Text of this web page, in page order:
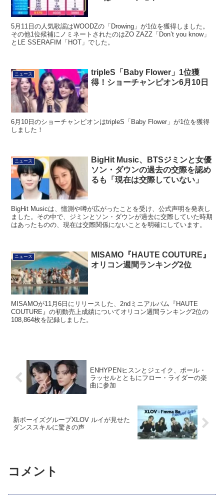
5月11日の人気歌謡はWOODZの「Drowing」が1位を獲得しました。
その他1位候補にノミネートされたのはZO ZAZZ「Don’t you know」
とLE SSERAFIM「HOT」でした。
ニュース
tripleS「Baby Flower」1位獲
得！ショーチャンピオン6月10日
6月10日のショーチャンピオンはtripleS「Baby Flower」が1位を獲得
しました！
ニュース
BigHit Music、BTSジミンと女優
ソン・ダウンの過去の交際を認め
るも「現在は交際していない」
BigHit Musicは、憶測や噂が広がったことを受け、公式声明を発表し
ました。その中で、ジミンとソン・ダウンが過去に交際していた時期
はあったものの、現在は交際関係にないことを明確にしています。
ニュース
MISAMO『HAUTE COUTURE』
オリコン週間ランキング2位
MISAMOが11月6日にリリースした、2ndミニアルバム『HAUTE
COUTURE』の初動売上成績についてオリコン週間ランキング2位の
108,864枚を記録しました。
ENHYPENヒスンとジェイク、ポール・
ラッセルとともにフロー・ライダーの楽
曲に参加
新ボーイズグループXLOV ルイが見せた
ダンススキルに驚きの声
コメント